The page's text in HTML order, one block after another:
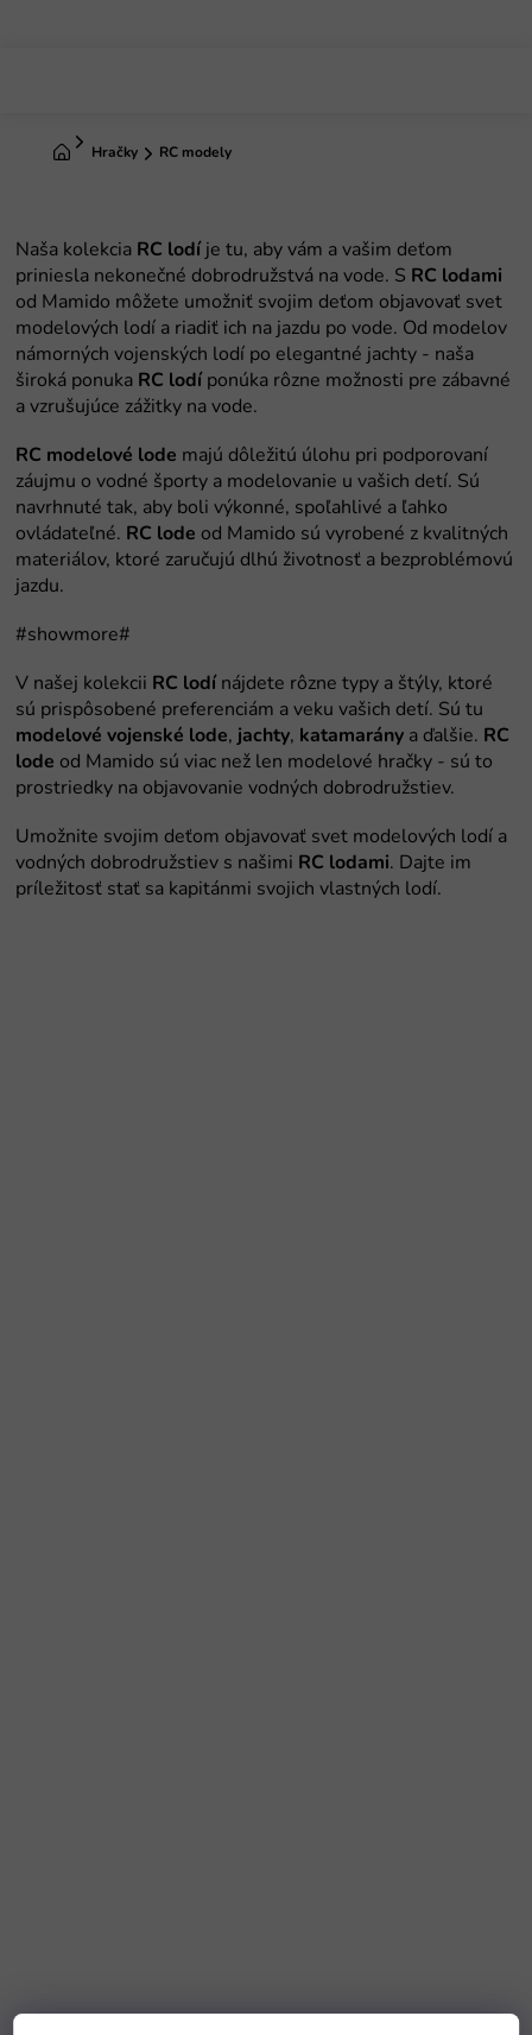
DomovHračky RC modely
RC lodí
RC lodami
RC lodí
RC modelové lode
RC lode
RC lodí
modelové vojenské lode jachty katamarány
RC
lode
RC lodami